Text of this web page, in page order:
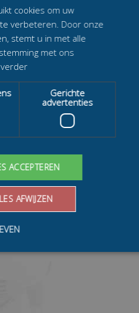
cookies om uw
verbeteren. Door onze
stemt u in met alle
met ons
Gerichte
advertenties
ACCEPTEREN
AFWIJZEN